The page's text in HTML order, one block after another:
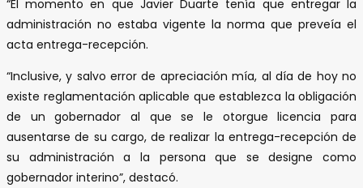
“El momento en que Javier Duarte tenía que entregar la
administración no estaba vigente la norma que preveía el
acta entrega-recepción.
“Inclusive, y salvo error de apreciación mía, al día de hoy no
existe reglamentación aplicable que establezca la obligación
de un gobernador al que se le otorgue licencia para
ausentarse de su cargo, de realizar la entrega-recepción de
su administración a la persona que se designe como
gobernador interino”, destacó.